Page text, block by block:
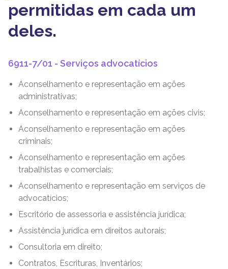
permitidas em cada um
deles.
6911-7/01 - Serviços advocatícios
Aconselhamento e representação em ações
administrativas;
Aconselhamento e representação em ações civis;
Aconselhamento e representação em ações
criminais;
Aconselhamento e representação em ações
trabalhistas e comerciais;
Aconselhamento e representação em serviços de
advocatícios;
Escritório de assessoria e assistência jurídica;
Assistência jurídica em direitos autorais;
Consultoria em direito;
Contratos, Escrituras, Inventários;